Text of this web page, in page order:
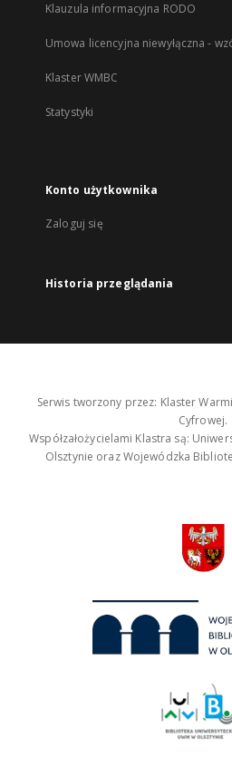
Klauzula informacyjna RODO
Umowa licencyjna niewyłączna -
Klaster WMBC
Statystyki
Konto użytkownika
Zaloguj się
Historia przeglądania
Serwis tworzony przez: Klaster
Cyfrowej.
Współzałożycielami Klastra są:
Olsztynie oraz Wojewódzka